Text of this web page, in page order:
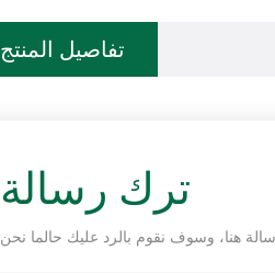
تفاصيل المنتج
ترك رسالة